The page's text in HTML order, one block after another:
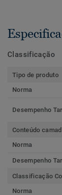
Classificação
Tipo de produto
Norma
Desempenho
Conteúdo
Norma
Desempenho
Classificação
Norma